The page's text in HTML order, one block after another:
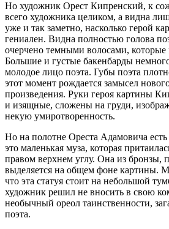
Но художник Орест Кипренский, к
всего художника целиком, а видна
уже и так заметно, насколько герой
гениален. Видна полностью голова
очерчено темными волосами, которые
Большие и густые бакенбарды
молодое лицо поэта. Губы поэта
этот момент рождается замысел
произведения. Руки героя картины
и изящные, сложены на груди,
некую умиротворенность.
Но на полотне Ореста Адамовича
это маленькая муза, которая
правом верхнем углу. Она из бронзы,
выделяется на общем фоне картины.
что эта статуя стоит на небольшой
художник решил не вносить в свою
необычный ореол таинственности,
поэта.